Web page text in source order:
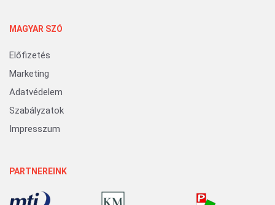
MAGYAR SZÓ
Előfizetés
Marketing
Adatvédelem
Szabályzatok
Impresszum
PARTNEREINK